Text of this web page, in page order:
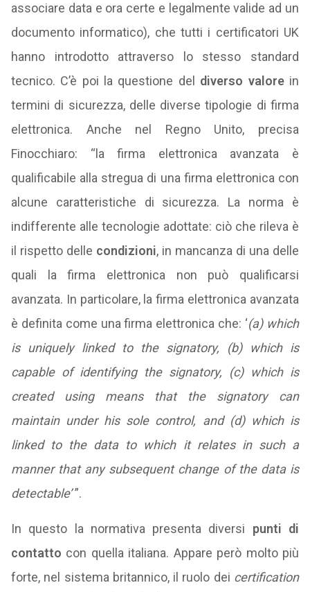
associare data e ora certe e legalmente valide ad un
documento informatico), che tutti i certificatori UK
hanno introdotto attraverso lo stesso standard
tecnico. C’è poi la questione del diverso valorein
termini di sicurezza, delle diverse tipologie di firma
elettronica. Anche nel Regno Unito, precisa
Finocchiaro: “la firma elettronica avanzata è
qualificabile alla stregua di una firma elettronica con
alcune caratteristiche di sicurezza. La norma è
indifferente alle tecnologie adottate: ciò che rileva è
il rispetto delle condizioni, in mancanza di una delle
quali la firma elettronica non può qualificarsi
avanzata. In particolare, la firma elettronica avanzata
è definita come una firma elettronica che: ‘(a) which
is uniquely linked to the signatory, (b) which is
capable of identifying the signatory, (c) which is
created using means that the signatory can
maintain under his sole control, and (d) which is
linked to the data to which it relates in such a
manner that any subsequent change of the data is
detectable’”.
In questo la normativa presenta diversi punti di
contatto con quella italiana. Appare però molto più
forte, nel sistema britannico, il ruolo dei certification